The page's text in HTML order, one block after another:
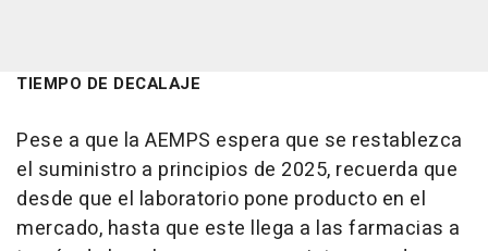
TIEMPO DE DECALAJE
Pese a que la AEMPS espera que se restablezca
el suministro a principios de 2025, recuerda que
desde que el laboratorio pone producto en el
mercado, hasta que este llega a las farmacias a